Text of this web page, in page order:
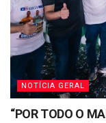
NOTÍCIA GERAL
“POR TODO O